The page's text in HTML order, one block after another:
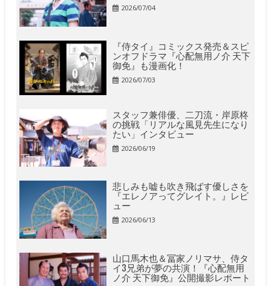
2026/07/04
『侍タイ』コミックス発売＆スピ
ンオフドラマ『心配無用ノ介 天下
御免』も漫画化！
2026/07/03
スタッフ兼俳優、二刀流・岸原柊
の挑戦「リアルな風見先生になり
たい」インタビュー
2026/06/19
悲しみも嘘も吹き飛ばす優しさを
『エレノアってグレイト。』レビ
ュー
2026/06/13
山口馬木也＆冨家ノリマサ、侍タ
イ3兄弟が夢の共演！『心配無用
ノ介 天下御免』公開撮影レポート